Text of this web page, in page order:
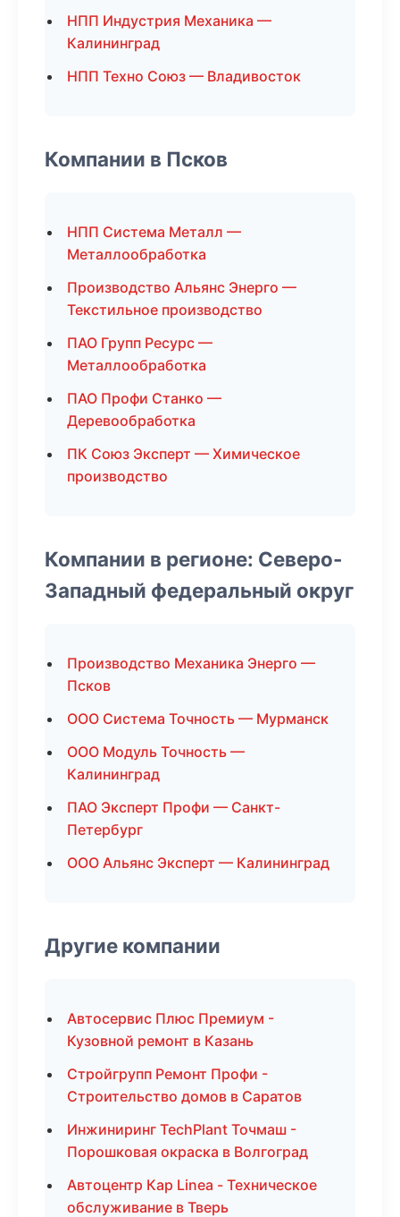
НПП Индустрия Механика —
Калининград
НПП Техно Союз — Владивосток
Компании в Псков
НПП Система Металл —
Металлообработка
Производство Альянс Энерго —
Текстильное производство
ПАО Групп Ресурс —
Металлообработка
ПАО Профи Станко —
Деревообработка
ПК Союз Эксперт — Химическое
производство
Компании в регионе: Северо-
Западный федеральный округ
Производство Механика Энерго —
Псков
ООО Система Точность — Мурманск
ООО Модуль Точность —
Калининград
ПАО Эксперт Профи — Санкт-
Петербург
ООО Альянс Эксперт — Калининград
Другие компании
Автосервис Плюс Премиум -
Кузовной ремонт в Казань
Стройгрупп Ремонт Профи -
Строительство домов в Саратов
Инжиниринг TechPlant Точмаш -
Порошковая окраска в Волгоград
Автоцентр Кар Linea - Техническое
обслуживание в Тверь